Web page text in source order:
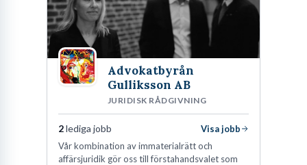
Advokatbyrån
Gulliksson AB
JURIDISK RÅDGIVNING
2lediga jobb
Visa jobb
Vår kombination av immaterialrätt och
affärsjuridik gör oss till förstahandsvalet som